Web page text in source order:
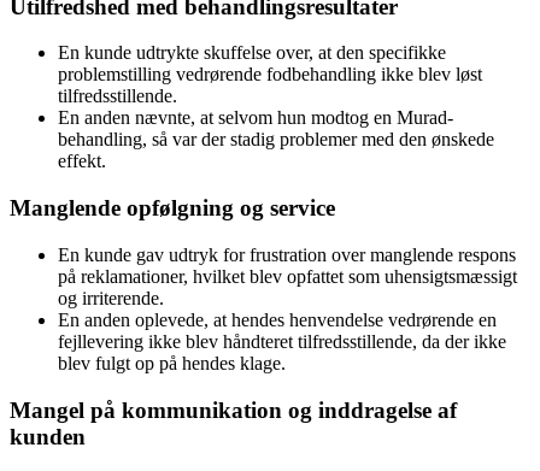
Utilfredshed med behandlingsresultater
En kunde udtrykte skuffelse over, at den specifikke
problemstilling vedrørende fodbehandling ikke blev løst
tilfredsstillende.
En anden nævnte, at selvom hun modtog en Murad-
behandling, så var der stadig problemer med den ønskede
effekt.
Manglende opfølgning og service
En kunde gav udtryk for frustration over manglende respons
på reklamationer, hvilket blev opfattet som uhensigtsmæssigt
og irriterende.
En anden oplevede, at hendes henvendelse vedrørende en
fejllevering ikke blev håndteret tilfredsstillende, da der ikke
blev fulgt op på hendes klage.
Mangel på kommunikation og inddragelse af
kunden